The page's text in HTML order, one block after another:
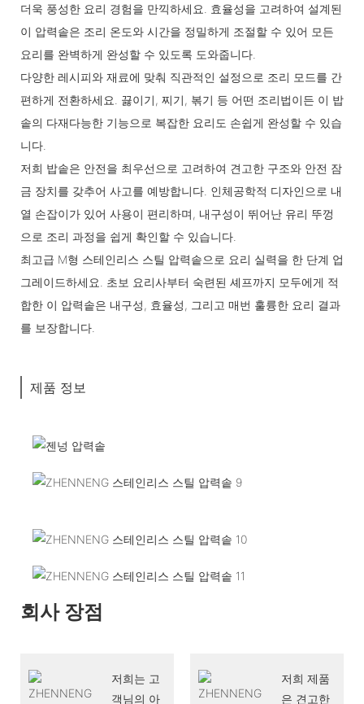
더욱 풍성한 요리 경험을 만끽하세요. 효율성을 고려하여 설계된
이 압력솥은 조리 온도와 시간을 정밀하게 조절할 수 있어 모든
요리를 완벽하게 완성할 수 있도록 도와줍니다.
다양한 레시피와 재료에 맞춰 직관적인 설정으로 조리 모드를 간
편하게 전환하세요. 끓이기, 찌기, 볶기 등 어떤 조리법이든 이 밥
솥의 다재다능한 기능으로 복잡한 요리도 손쉽게 완성할 수 있습
니다.
저희 밥솥은 안전을 최우선으로 고려하여 견고한 구조와 안전 잠
금 장치를 갖추어 사고를 예방합니다. 인체공학적 디자인으로 내
열 손잡이가 있어 사용이 편리하며, 내구성이 뛰어난 유리 뚜껑
으로 조리 과정을 쉽게 확인할 수 있습니다.
최고급 M형 스테인리스 스틸 압력솥으로 요리 실력을 한 단계 업
그레이드하세요. 초보 요리사부터 숙련된 셰프까지 모두에게 적
합한 이 압력솥은 내구성, 효율성, 그리고 매번 훌륭한 요리 결과
를 보장합니다.
제품 정보
회사 장점
저희는 고
객님의 아
저희 제품
은 견고한